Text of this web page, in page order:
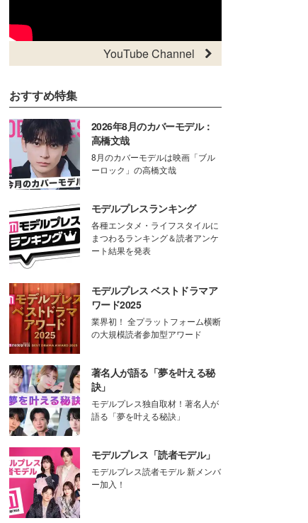
YouTube Channel
おすすめ特集
2026年8月のカバーモデル：
高橋文哉
8月のカバーモデルは映画「ブル
ーロック」の高橋文哉
モデルプレスランキング
各種エンタメ・ライフスタイルに
まつわるランキング＆読者アンケ
ート結果を発表
モデルプレス ベストドラマア
ワード2025
業界初！ 全プラットフォーム横断
の大規模読者参加型アワード
著名人が語る「夢を叶える秘
訣」
モデルプレス独自取材！著名人が
語る「夢を叶える秘訣」
モデルプレス「読者モデル」
モデルプレス読者モデル 新メンバ
ー加入！